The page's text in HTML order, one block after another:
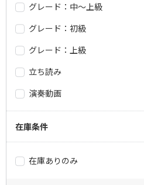
グレード：中～上級
グレード：初級
グレード：上級
立ち読み
演奏動画
在庫条件
在庫ありのみ